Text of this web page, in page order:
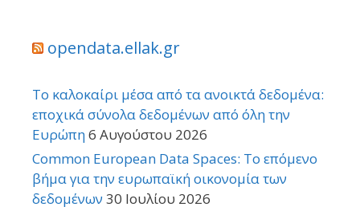
opendata.ellak.gr
Το καλοκαίρι μέσα από τα ανοικτά δεδομένα:
εποχικά σύνολα δεδομένων από όλη την
Ευρώπη6 Αυγούστου 2026
Common European Data Spaces: Το επόμενο
βήμα για την ευρωπαϊκή οικονομία των
δεδομένων 30 Ιουλίου 2026